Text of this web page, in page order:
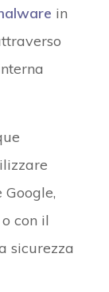
in
con il
sicurezza